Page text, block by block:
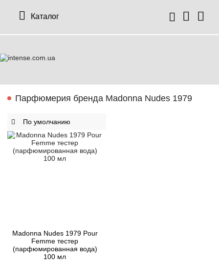
Каталог
Парфюмерия бренда Madonna Nudes 1979
Madonna Nudes 1979 Pour
Femme тестер
(парфюмированная вода)
100 мл